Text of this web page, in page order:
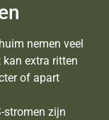
nemen veel
extra ritten
of apart
stromen zijn